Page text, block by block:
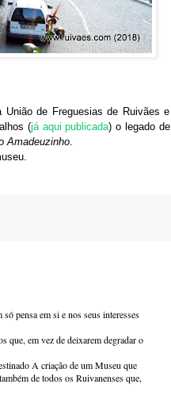
União de Freguesias de Ruivães e
(já aqui publicada) o legado de
Amadeuzinho.
pensa em si e nos seus interesses
que, em vez de deixarem degradar o
A criação de um Museu que
de todos os Ruivanenses que,